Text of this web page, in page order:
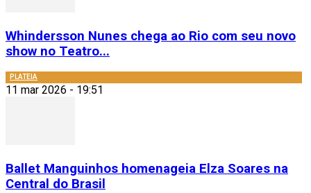
Whindersson Nunes chega ao Rio com seu novo
show no Teatro...
PLATEIA
11 mar 2026 - 19:51
Ballet Manguinhos homenageia Elza Soares na
Central do Brasil